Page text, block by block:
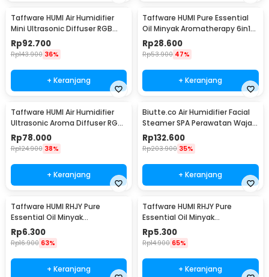
Taffware HUMI Air Humidifier
Mini Ultrasonic Diffuser RGB
500ml Remote - HUMI H14A
Rp92.700
Rp143.900 36%
+ Keranjang
Taffware HUMI Pure Essential
Oil Minyak Aromatherapy 6in1
10ml - RS-25
Rp28.600
Rp53.900 47%
+ Keranjang
Taffware HUMI Air Humidifier
Ultrasonic Aroma Diffuser RGB
1L - KS-600
Rp78.000
Rp124.900 38%
+ Keranjang
Biutte.co Air Humidifier Facial
Steamer SPA Perawatan Wajah
- 618
Rp132.600
Rp203.900 35%
+ Keranjang
Taffware HUMI RHJY Pure
Essential Oil Minyak
Aromatherapy 10ml Jasmine -
RH-15
Rp6.300
Rp16.900 63%
+ Keranjang
Taffware HUMI RHJY Pure
Essential Oil Minyak
Aromatherapy 10ml Lavender -
RH-15
Rp5.300
Rp14.900 65%
+ Keranjang